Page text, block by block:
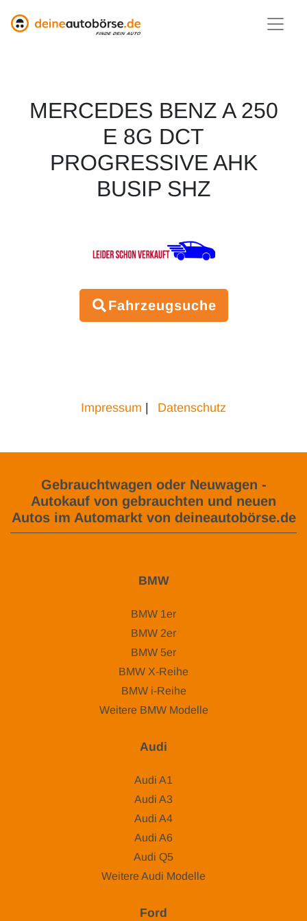
MERCEDES BENZ A 250
E 8G DCT
PROGRESSIVE AHK
BUSIP SHZ
Fahrzeugsuche
Impressum Datenschutz
Gebrauchtwagen oder Neuwagen -
Autokauf von gebrauchten und neuen
Autos im Automarkt von deineautobörse.de
BMW
BMW 1er
BMW 2er
BMW 5er
BMW X-Reihe
BMW i-Reihe
Weitere BMW Modelle
Audi
Audi A1
Audi A3
Audi A4
Audi A6
Audi Q5
Weitere Audi Modelle
Ford